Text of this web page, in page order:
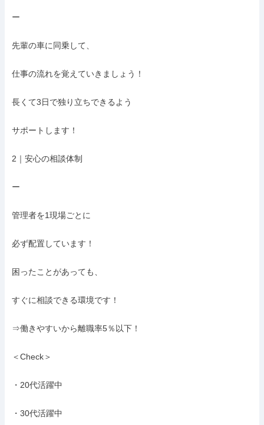
ー
先輩の車に同乗して、
仕事の流れを覚えていきましょう！
長くて3日で独り立ちできるよう
サポートします！
2｜安心の相談体制
ー
管理者を1現場ごとに
必ず配置しています！
困ったことがあっても、
すぐに相談できる環境です！
⇒働きやすいから離職率5％以下！
＜Check＞
・20代活躍中
・30代活躍中